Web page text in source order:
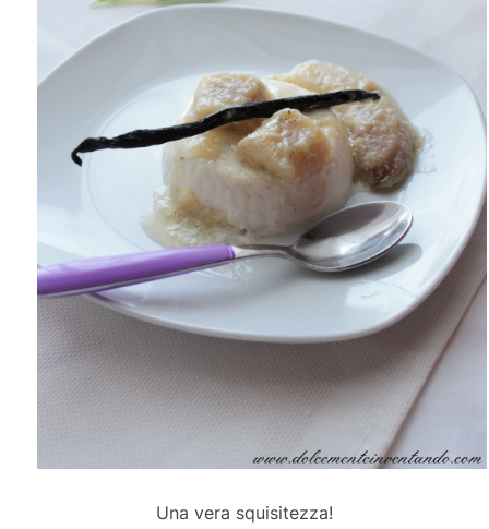
Una vera squisitezza!